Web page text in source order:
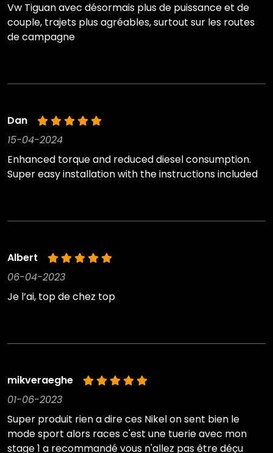
Vw Tiguan avec désormais plus de puissance et de
couple, trajets plus agréables, surtout sur les routes
de campagne
Dan
15-04-2024
Enhanced torque and reduced diesel consumption.
Super easy installation with the instructions included
Albert
06-04-2023
Je l’ai, top de chez top
mikveraeghe
01-06-2023
Super produit rien a dire ces Nikel on sent bien le
mode sport alors races c'est une tuerie avec mon
stage 1 a recommandé vous n'allez pas être déçu